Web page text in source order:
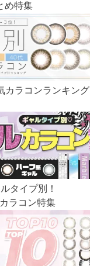
め特集
カラコンランキング
タイプ別！
ラコン特集